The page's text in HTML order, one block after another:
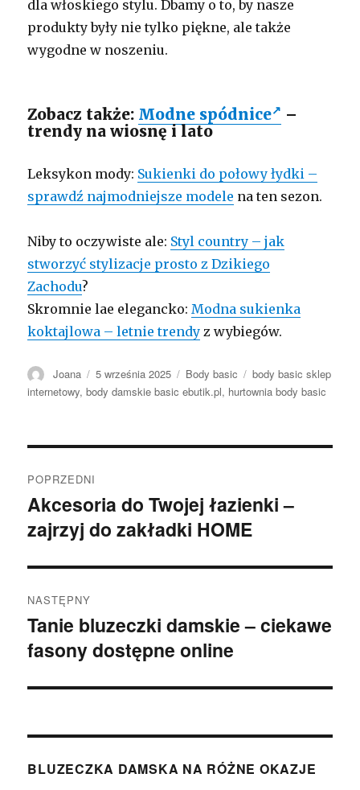
dla włoskiego stylu. Dbamy o to, by nasze
produkty były nie tylko piękne, ale także
wygodne w noszeniu.
Zobacz także: Modne spódnice
–
trendy na wiosnę i lato
Leksykon mody: Sukienki do połowy łydki –
sprawdź najmodniejsze modele na ten sezon.
Niby to oczywiste ale: Styl country – jak
stworzyć stylizacje prosto z Dzikiego
Zachodu?
Skromnie lae elegancko: Modna sukienka
koktajlowa – letnie trendy z wybiegów.
Autor
Joana Opublikowano
5 września 2025 Kategorie
Body basic Tagi
body basic sklep
internetowy,body damskie basic ebutik.pl, hurtownia body basic
wpisu
POPRZEDNI
Poprzedni
wpis:
Akcesoria do Twojej łazienki –
zajrzyj do zakładki HOME
NASTĘPNY
Następny
wpis:
Tanie bluzeczki damskie – ciekawe
fasony dostępne online
BLUZECZKA DAMSKA NA RÓŻNE OKAZJE